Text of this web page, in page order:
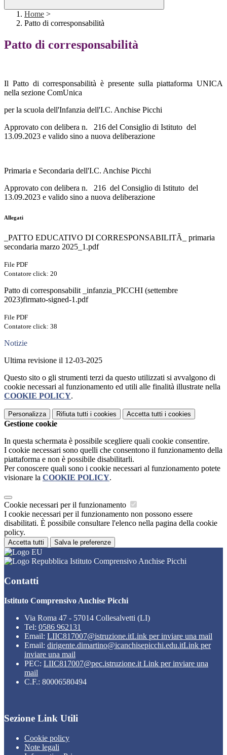
Home >
Patto di corresponsabilità
Patto di corresponsabilità
Il Patto di corresponsabilità è presente sulla piattaforma UNICA
nella sezione ComUnica
per la scuola dell'Infanzia dell'I.C. Anchise Picchi
Approvato con delibera n. 216 del Consiglio di Istituto del
13.09.2023 e valido sino a nuova deliberazione
Primaria e Secondaria dell'I.C. Anchise Picchi
Approvato con delibera n. 216 del Consiglio di Istituto del
13.09.2023 e valido sino a nuova deliberazione
Allegati
_PATTO EDUCATIVO DI CORRESPONSABILITÃ_ primaria
secondaria marzo 2025_1.pdf
File PDF
Contatore click: 20
Patto di corresponsabilit _infanzia_PICCHI (settembre
2023)firmato-signed-1.pdf
File PDF
Contatore click: 38
Notizie
Ultima revisione il 12-03-2025
Questo sito o gli strumenti terzi da questo utilizzati si avvalgono di
cookie necessari al funzionamento ed utili alle finalità illustrate nella
COOKIE POLICY.
Personalizza Rifiuta tutti i cookies Accetta tutti i cookies
Gestione cookie
In questa schermata è possibile scegliere quali cookie consentire.
I cookie necessari sono quelli che consentono il funzionamento della
piattaforma e non è possibile disabilitarli.
Per conoscere quali sono i cookie necessari al funzionamento potete
visionare la COOKIE POLICY.
Cookie necessari per il funzionamento
I cookie necessari per il funzionamento non possono essere
disabilitati. È possibile consultare l'elenco nella pagina della cookie
policy.
Accetta tutti Salva le preferenze
Istituto Comprensivo Anchise Picchi
Contatti
Istituto Comprensivo Anchise Picchi
Via Roma 47 - 57014 Collesalvetti (LI)
Tel: 0586 962131
Email: LIIC817007@istruzione.itLink per inviare una mail
Email: dirigente.dimartino@icanchisepicchi.edu.itLink per
inviare una mail
PEC: LIIC817007@pec.istruzione.it Link per inviare una
mail
C.F.: 80006580494
Sezione Link Utili
Cookie policy
Note legali